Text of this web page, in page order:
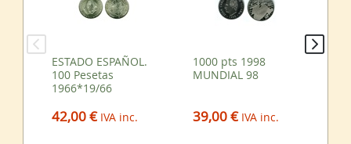
ESTADO ESPAÑOL.
100 Pesetas
1966*19/66
42,00 € IVA inc.
1000 pts 1998
MUNDIAL 98
39,00 € IVA inc.